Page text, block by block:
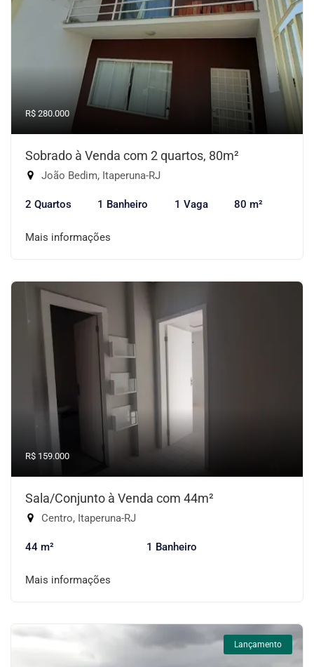
R$ 280.000
Sobrado à Venda com 2 quartos, 80m²
João Bedim, Itaperuna-RJ
2 Quartos 1 Banheiro 1 Vaga 80 m²
Mais informações
R$ 159.000
Sala/Conjunto à Venda com 44m²
Centro, Itaperuna-RJ
44 m² 1 Banheiro
Mais informações
Lançamento